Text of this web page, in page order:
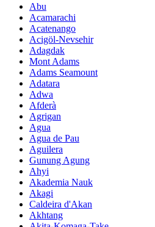
Abu
Acamarachi
Acatenango
Acigöl-Nevsehir
Adagdak
Mont Adams
Adams Seamount
Adatara
Adwa
Afderà
Agrigan
Agua
Agua de Pau
Aguilera
Gunung Agung
Ahyi
Akademia Nauk
Akagi
Caldeira d'Akan
Akhtang